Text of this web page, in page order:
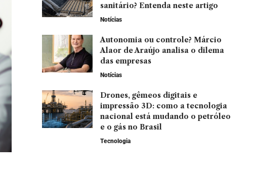
sanitário? Entenda neste artigo
Notícias
Autonomia ou controle? Márcio
Alaor de Araújo analisa o dilema
das empresas
Notícias
Drones, gêmeos digitais e
impressão 3D: como a tecnologia
nacional está mudando o petróleo
e o gás no Brasil
Tecnologia